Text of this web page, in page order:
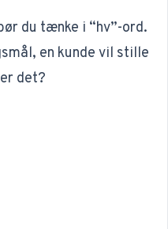
du tænke i “hv”-ord.
en kunde vil stille
det?